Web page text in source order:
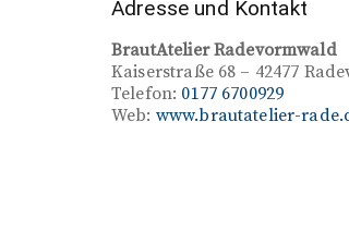
Adresse und Kontakt
BrautAtelier Radevormwald
Kaiserstraße 68 – 42477
Telefon: 0177 6700929
Web: www.brautatelier-